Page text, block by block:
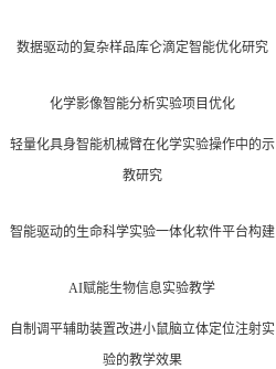
数据驱动的复杂样品库仑滴定智能优化研究
化学影像智能分析实验项目优化
轻量化具身智能机械臂在化学实验操作中的示
教研究
智能驱动的生命科学实验一体化软件平台构建
AI赋能生物信息实验教学
自制调平辅助装置改进小鼠脑立体定位注射实
验的教学效果